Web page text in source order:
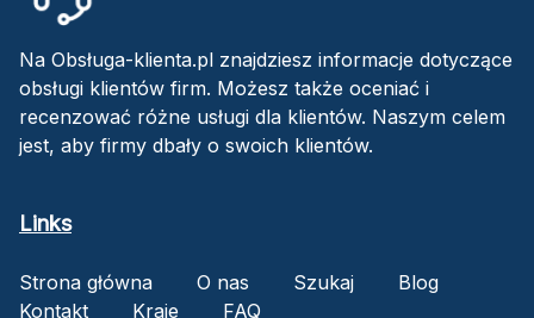
Na Obsługa-klienta.pl znajdziesz informacje dotyczące
obsługi klientów firm. Możesz także oceniać i
recenzować różne usługi dla klientów. Naszym celem
jest, aby firmy dbały o swoich klientów.
Links
Strona główna O nas Szukaj
Blog
Kontakt
Kraje FAQ